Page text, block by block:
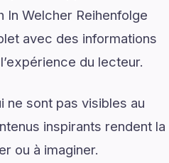
Welcher Reihenfolge
avec des informations
du lecteur.
ne sont pas visibles au
inspirants rendent la
ou à imaginer.